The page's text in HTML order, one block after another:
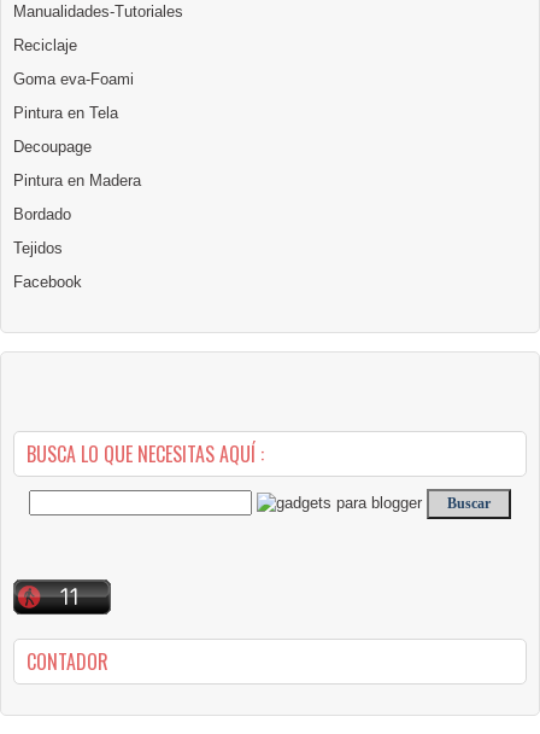
Manualidades-Tutoriales
Reciclaje
Goma eva-Foami
Pintura en Tela
Decoupage
Pintura en Madera
Bordado
Tejidos
Facebook
BUSCA LO QUE NECESITAS AQUÍ :
CONTADOR